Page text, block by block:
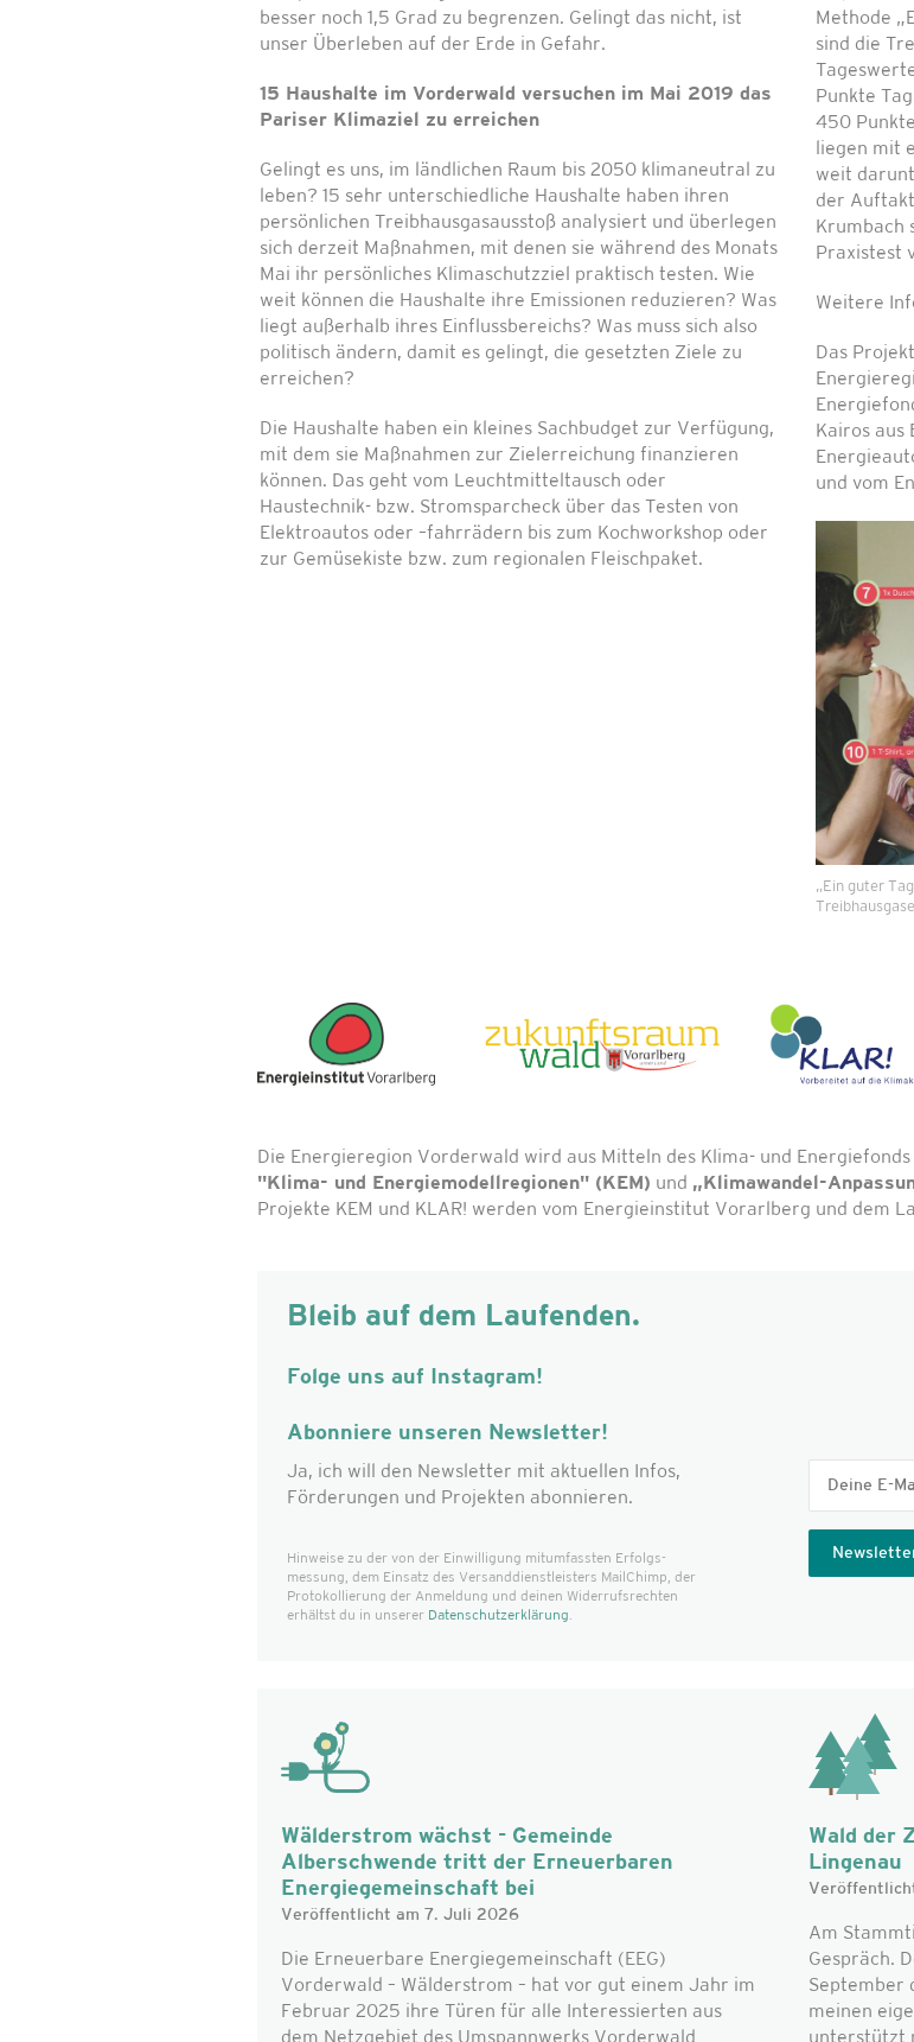
besser noch 1,5 Grad zu begrenzen. Gelingt das nicht, ist
unser Überleben auf der Erde in Gefahr.
15 Haushalte im Vorderwald versuchen im Mai 2019 das
Pariser Klimaziel zu erreichen
Gelingt es uns, im ländlichen Raum bis 2050 klimaneutral zu
leben? 15 sehr unterschiedliche Haushalte haben ihren
persönlichen Treibhausgasausstoß analysiert und überlegen
sich derzeit Maßnahmen, mit denen sie während des Monats
Mai ihr persönliches Klimaschutzziel praktisch testen. Wie
weit können die Haushalte ihre Emissionen reduzieren? Was
liegt außerhalb ihres Einflussbereichs? Was muss sich also
politisch ändern, damit es gelingt, die gesetzten Ziele zu
erreichen?
Die Haushalte haben ein kleines Sachbudget zur Verfügung,
mit dem sie Maßnahmen zur Zielerreichung finanzieren
können. Das geht vom Leuchtmitteltausch oder
Haustechnik- bzw. Stromsparcheck über das Testen von
Elektroautos oder –fahrrädern bis zum Kochworkshop oder
zur Gemüsekiste bzw. zum regionalen Fleischpaket.
Methode
sind die
Punkte
450
liegen mit
weit
der
Krumbach
Praxistest
Weitere
Das
Kairos aus
und vom
„Ein guter
Die Energieregion Vorderwald wird aus Mitteln des Klima- und
"Klima- und Energiemodellregionen" (KEM) und „Klimawandel-
Projekte KEM und KLAR! werden vom Energieinstitut Vorarlberg und dem
Bleib auf dem Laufenden.
Folge uns auf Instagram!
Abonniere unseren Newsletter!
Ja, ich will den Newsletter mit aktuellen Infos,
Förderungen und Projekten abonnieren.
Hinweise zu der von der Einwilligung mitumfassten Erfolgs­
messung, dem Einsatz des Versanddienst­leisters MailChimp, der
Protokollierung der Anmeldung und deinen Widerrufsrechten
erhältst du in unserer Datenschutzerklärung.
Wälderstrom wächst - Gemeinde
Alberschwende tritt der Erneuerbaren
Energiegemeinschaft bei
Veröffentlicht am 7. Juli 2026
Die Erneuerbare Energiegemeinschaft (EEG)
Vorderwald – Wälderstrom – hat vor gut einem Jahr im
Februar 2025 ihre Türen für alle Interessierten aus
Wald der
Lingenau
Am
Gespräch.
September
meinen